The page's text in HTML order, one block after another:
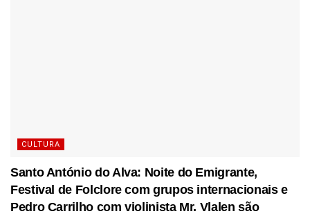
CULTURA
Santo António do Alva: Noite do Emigrante,
Festival de Folclore com grupos internacionais e
Pedro Carrilho com violinista Mr. Vlalen são